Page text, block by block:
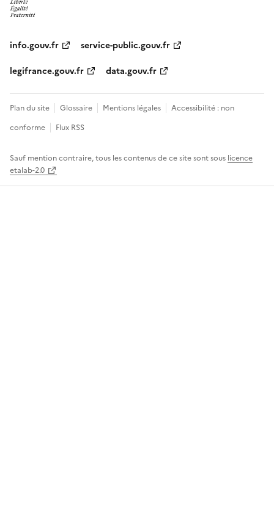
info.gouv.fr
service-public.gouv.fr
legifrance.gouv.fr
data.gouv.fr
Plan du site Glossaire Mentions légales
Accessibilité : non
conforme
Flux RSS
Sauf mention contraire, tous les contenus de ce site sont sous licence
etalab-2.0